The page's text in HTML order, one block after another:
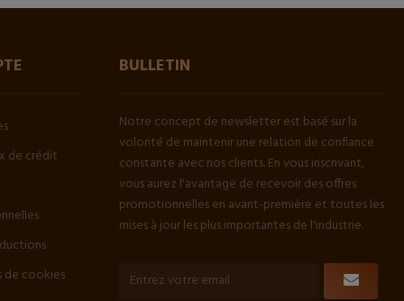
de crédit
de cookies
BULLETIN
Notre concept de newsletter est basé sur la
volonté de maintenir une relation de confiance
constante avec nos clients. En vous inscrivant,
vous aurez l'avantage de recevoir des offres
promotionnelles en avant-première et toutes les
mises à jour les plus importantes de l'industrie.